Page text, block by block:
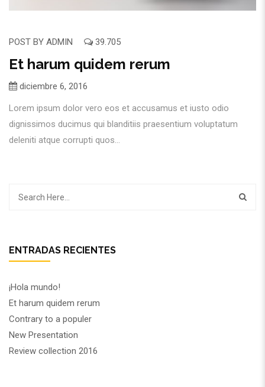
POST BY ADMIN 39.705
Et harum quidem rerum
diciembre 6, 2016
Lorem ipsum dolor vero eos et accusamus et iusto odio
dignissimos ducimus qui blanditiis praesentium voluptatum
deleniti atque corrupti quos...
ENTRADAS RECIENTES
¡Hola mundo!
Et harum quidem rerum
Contrary to a populer
New Presentation
Review collection 2016